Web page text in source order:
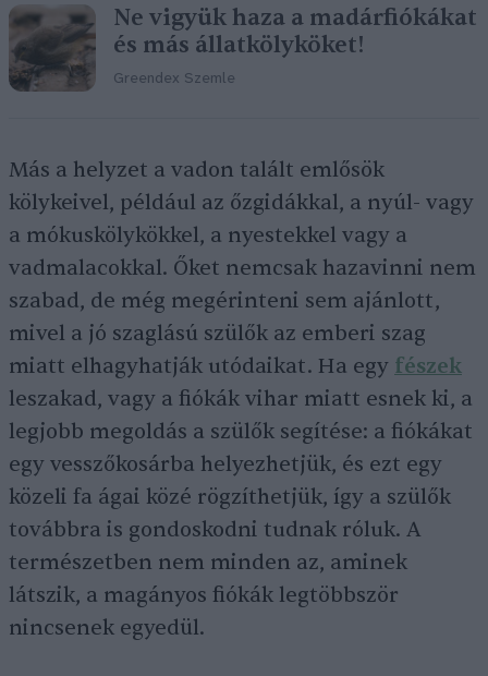
Ne vigyük haza a madárfiókákat
és más állatkölyköket!
Greendex Szemle
Más a helyzet a vadon talált emlősök
kölykeivel, például az őzgidákkal, a nyúl- vagy
a mókuskölykökkel, a nyestekkel vagy a
vadmalacokkal. Őket nemcsak hazavinni nem
szabad, de még megérinteni sem ajánlott,
mivel a jó szaglású szülők az emberi szag
miatt elhagyhatják utódaikat. Ha egy fészek
leszakad, vagy a fiókák vihar miatt esnek ki, a
legjobb megoldás a szülők segítése: a fiókákat
egy vesszőkosárba helyezhetjük, és ezt egy
közeli fa ágai közé rögzíthetjük, így a szülők
továbbra is gondoskodni tudnak róluk. A
természetben nem minden az, aminek
látszik, a magányos fiókák legtöbbször
nincsenek egyedül.